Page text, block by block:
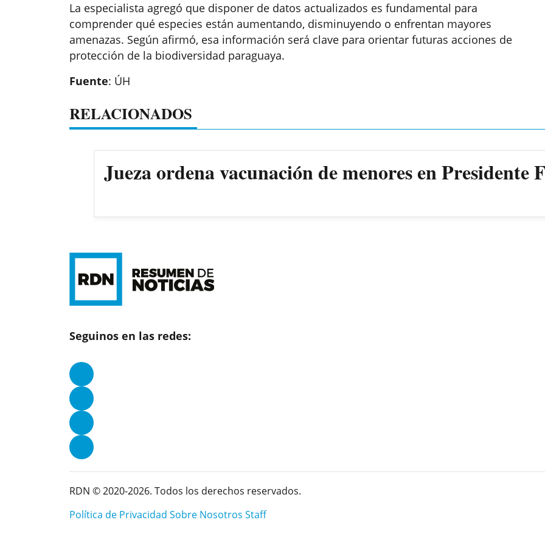
La especialista agregó que disponer de datos actualizados es fundamental para
comprender qué especies están aumentando, disminuyendo o enfrentan mayores
amenazas. Según afirmó, esa información será clave para orientar futuras acciones de
protección de la biodiversidad paraguaya.
Fuente: ÚH
RELACIONADOS
Jueza ordena vacunación de menores en Presidente
Seguinos en las redes:
RDN © 2020-2026. Todos los derechos reservados.
Política de Privacidad Sobre Nosotros Staff